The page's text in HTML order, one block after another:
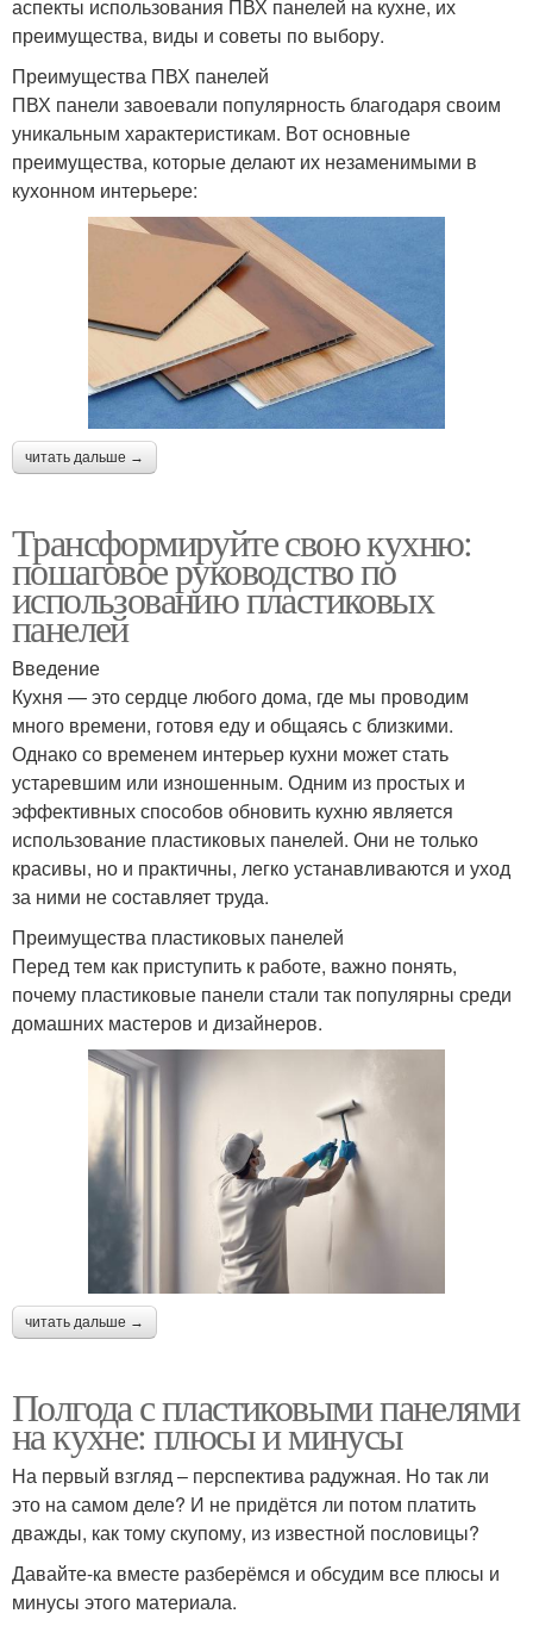
аспекты использования ПВХ панелей на кухне, их
преимущества, виды и советы по выбору.
Преимущества ПВХ панелей
ПВХ панели завоевали популярность благодаря своим
уникальным характеристикам. Вот основные
преимущества, которые делают их незаменимыми в
кухонном интерьере:
читать дальше →
Трансформируйте свою кухню:
пошаговое руководство по
использованию пластиковых
панелей
Введение
Кухня — это сердце любого дома, где мы проводим
много времени, готовя еду и общаясь с близкими.
Однако со временем интерьер кухни может стать
устаревшим или изношенным. Одним из простых и
эффективных способов обновить кухню является
использование пластиковых панелей. Они не только
красивы, но и практичны, легко устанавливаются и уход
за ними не составляет труда.
Преимущества пластиковых панелей
Перед тем как приступить к работе, важно понять,
почему пластиковые панели стали так популярны среди
домашних мастеров и дизайнеров.
читать дальше →
Полгода с пластиковыми панелями
на кухне: плюсы и минусы
На первый взгляд – перспектива радужная. Но так ли
это на самом деле? И не придётся ли потом платить
дважды, как тому скупому, из известной пословицы?
Давайте-ка вместе разберёмся и обсудим все плюсы и
минусы этого материала.